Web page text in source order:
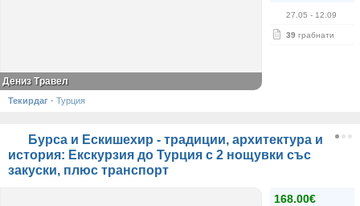
27.05 - 12.09
39 грабнати
Дениз Травел
Текирдаг · Турция
Бурса и Ескишехир - традиции, архитектура и
история: Екскурзия до Турция с 2 нощувки със
закуски, плюс транспорт
168.00€